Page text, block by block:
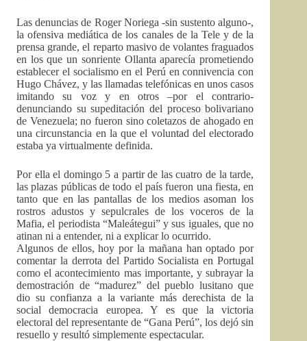
Las denuncias de Roger Noriega -sin sustento alguno-,
la ofensiva mediática de los canales de la Tele y de la
prensa grande, el reparto masivo de volantes fraguados
en los que un sonriente Ollanta aparecía prometiendo
establecer el socialismo en el Perú en connivencia con
Hugo Chávez, y las llamadas telefónicas en unos casos
imitando su voz y en otros –por el contrario-
denunciando su supeditación del proceso bolivariano
de Venezuela; no fueron sino coletazos de ahogado en
una circunstancia en la que el voluntad del electorado
estaba ya virtualmente definida.
Por ella el domingo 5 a partir de las cuatro de la tarde,
las plazas públicas de todo el país fueron una fiesta, en
tanto que en las pantallas de los medios asoman los
rostros adustos y sepulcrales de los voceros de la
Mafia, el periodista “Maleátegui” y sus iguales, que no
atinan ni a entender, ni a explicar lo ocurrido.
Algunos de ellos, hoy por la mañana han optado por
comentar la derrota del Partido Socialista en Portugal
como el acontecimiento mas importante, y subrayar la
demostración de “madurez” del pueblo lusitano que
dio su confianza a la variante más derechista de la
social democracia europea. Y es que la victoria
electoral del representante de “Gana Perú”, los dejó sin
resuello y resultó simplemente espectacular.